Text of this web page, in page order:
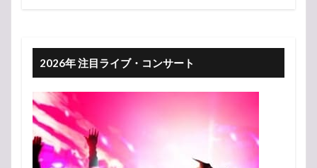
2026年 注目ライブ・コンサート